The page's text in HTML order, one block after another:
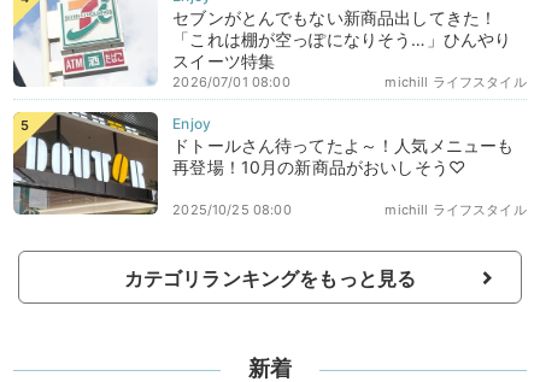
セブンがとんでもない新商品出してきた！
「これは棚が空っぽになりそう…」ひんやり
スイーツ特集
michill ライフスタイル
2026/07/01 08:00
ドトールさん待ってたよ～！人気メニューも
再登場！10月の新商品がおいしそう♡
michill ライフスタイル
2025/10/25 08:00
カテゴリランキングをもっと見る
新着